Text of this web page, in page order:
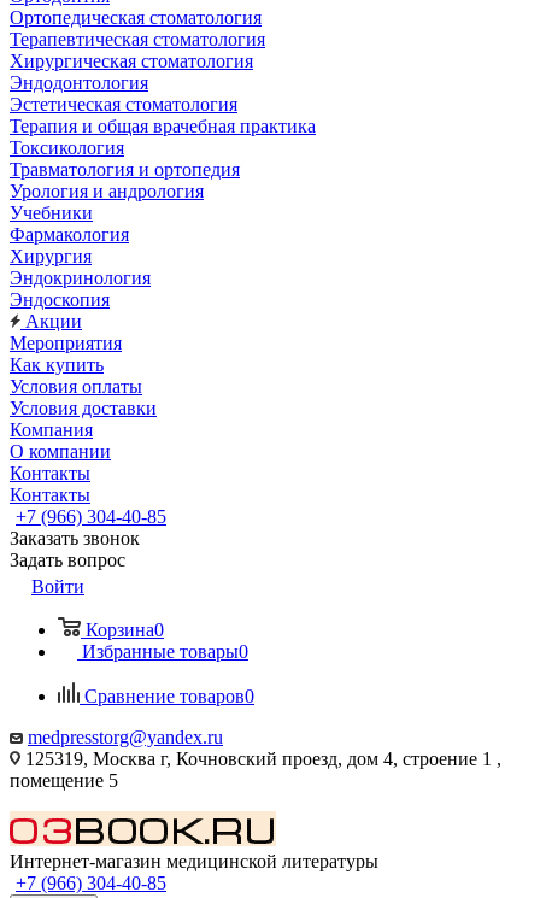
Ортопедическая стоматология
Терапевтическая стоматология
Хирургическая стоматология
Эндодонтология
Эстетическая стоматология
Терапия и общая врачебная практика
Токсикология
Травматология и ортопедия
Урология и андрология
Учебники
Фармакология
Хирургия
Эндокринология
Эндоскопия
Акции
Мероприятия
Как купить
Условия оплаты
Условия доставки
Компания
О компании
Контакты
Контакты
+7 (966) 304-40-85
Заказать звонок
Задать вопрос
Войти
Корзина0
Избранные товары0
Сравнение товаров0
medpresstorg@yandex.ru
125319, Москва г, Кочновский проезд, дом 4, строение 1 ,
помещение 5
Интернет-магазин медицинской литературы
+7 (966) 304-40-85